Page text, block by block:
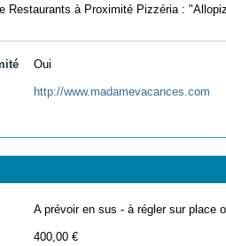
Restaurants à Proximité Pizzéria :
Oui
http://www.madamevacances.com
A prévoir en sus - à régler sur place
400,00 €